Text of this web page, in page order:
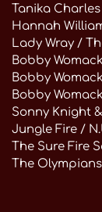
Tanika
Hannah
Lady Wray /
Bobby
Bobby
Bobby
Sonny Knight
Jungle Fire /
The Sure Fire
The